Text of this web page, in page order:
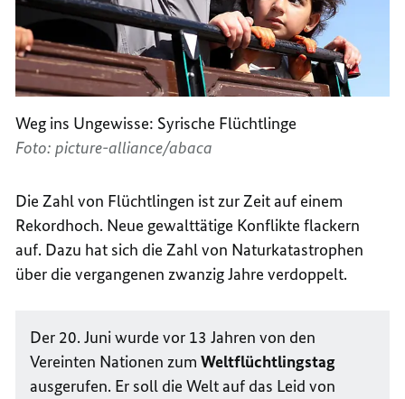
Weg ins Ungewisse: Syrische Flüchtlinge
Foto: picture-alliance/abaca
Die Zahl von Flüchtlingen ist zur Zeit auf einem
Rekordhoch. Neue gewalttätige Konflikte flackern
auf. Dazu hat sich die Zahl von Naturkatastrophen
über die vergangenen zwanzig Jahre verdoppelt.
Der 20. Juni wurde vor 13 Jahren von den
Vereinten Nationen zumWeltflüchtlingstag
ausgerufen. Er soll die Welt auf das Leid von